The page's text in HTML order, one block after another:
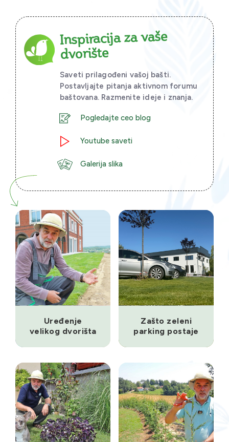
Inspiracija za vaše
dvorište
Saveti prilagođeni vašoj bašti.
Postavljajte pitanja aktivnom forumu
baštovana. Razmenite ideje i znanja.
Pogledajte ceo blog
Youtube saveti
Galerija slika
Uređenje
velikog dvorišta
iz kategorije ODRŽAVANJE
Zašto zeleni
parking postaje
projektovanja
iz
kategorije
ISKUSTVA IZ
PRAKSE